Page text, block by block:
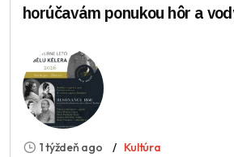
horúčavám ponukou hôr a
1 týždeň ago Kultúra